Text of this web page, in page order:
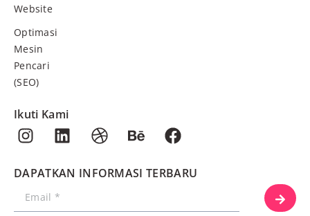
Website
Optimasi
Mesin
Pencari
(SEO)
Ikuti Kami
DAPATKAN INFORMASI TERBARU